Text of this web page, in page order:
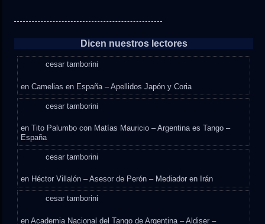
Dicen nuestros lectores
cesar tamborini
enCamelias en España – Apellidos Japón y Coria
cesar tamborini
enTito Palumbo con Matías Mauricio – Argentina es Tango –
España
cesar tamborini
en Héctor Villalón – Asesor de Perón – Mediador en Irán
cesar tamborini
enAcademia Nacional del Tango de Argentina – Aldiser –